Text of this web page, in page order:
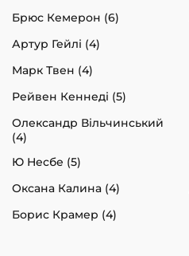
Брюс Кемерон (6)
Артур Гейлі (4)
Марк Твен (4)
Рейвен Кеннеді (5)
Олександр Вільчинський
(4)
Ю Несбе (5)
Оксана Калина (4)
Борис Крамер (4)